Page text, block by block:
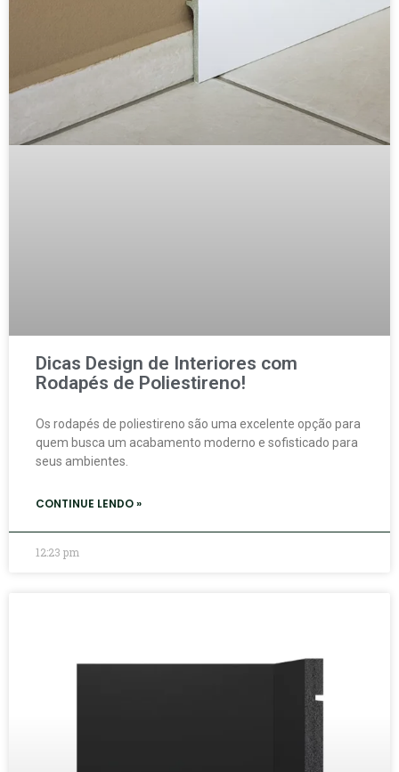
Dicas Design de Interiores com
Rodapés de Poliestireno!
Os rodapés de poliestireno são uma excelente opção para
quem busca um acabamento moderno e sofisticado para
seus ambientes.
CONTINUE LENDO »
12:23 pm